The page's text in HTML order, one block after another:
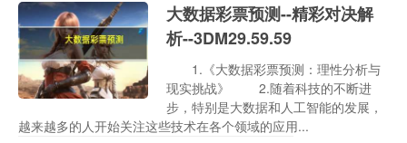
大数据彩票预测--精彩对决解
析--3DM29.59.59
1.《大数据彩票预测：理性分析与
现实挑战》 2.随着科技的不断进
步，特别是大数据和人工智能的发展，
越来越多的人开始关注这些技术在各个领域的应用...